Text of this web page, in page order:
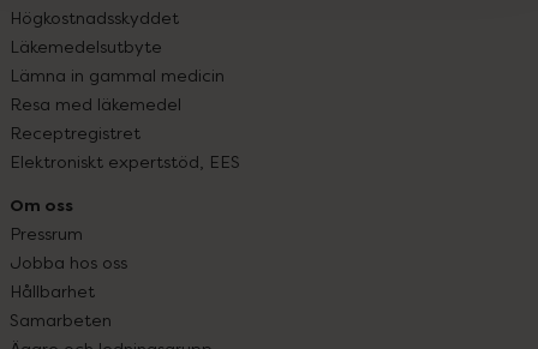
Högkostnadsskyddet
Läkemedelsutbyte
Lämna in gammal medicin
Resa med läkemedel
Receptregistret
Elektroniskt expertstöd, EES
Om oss
Pressrum
Jobba hos oss
Hållbarhet
Samarbeten